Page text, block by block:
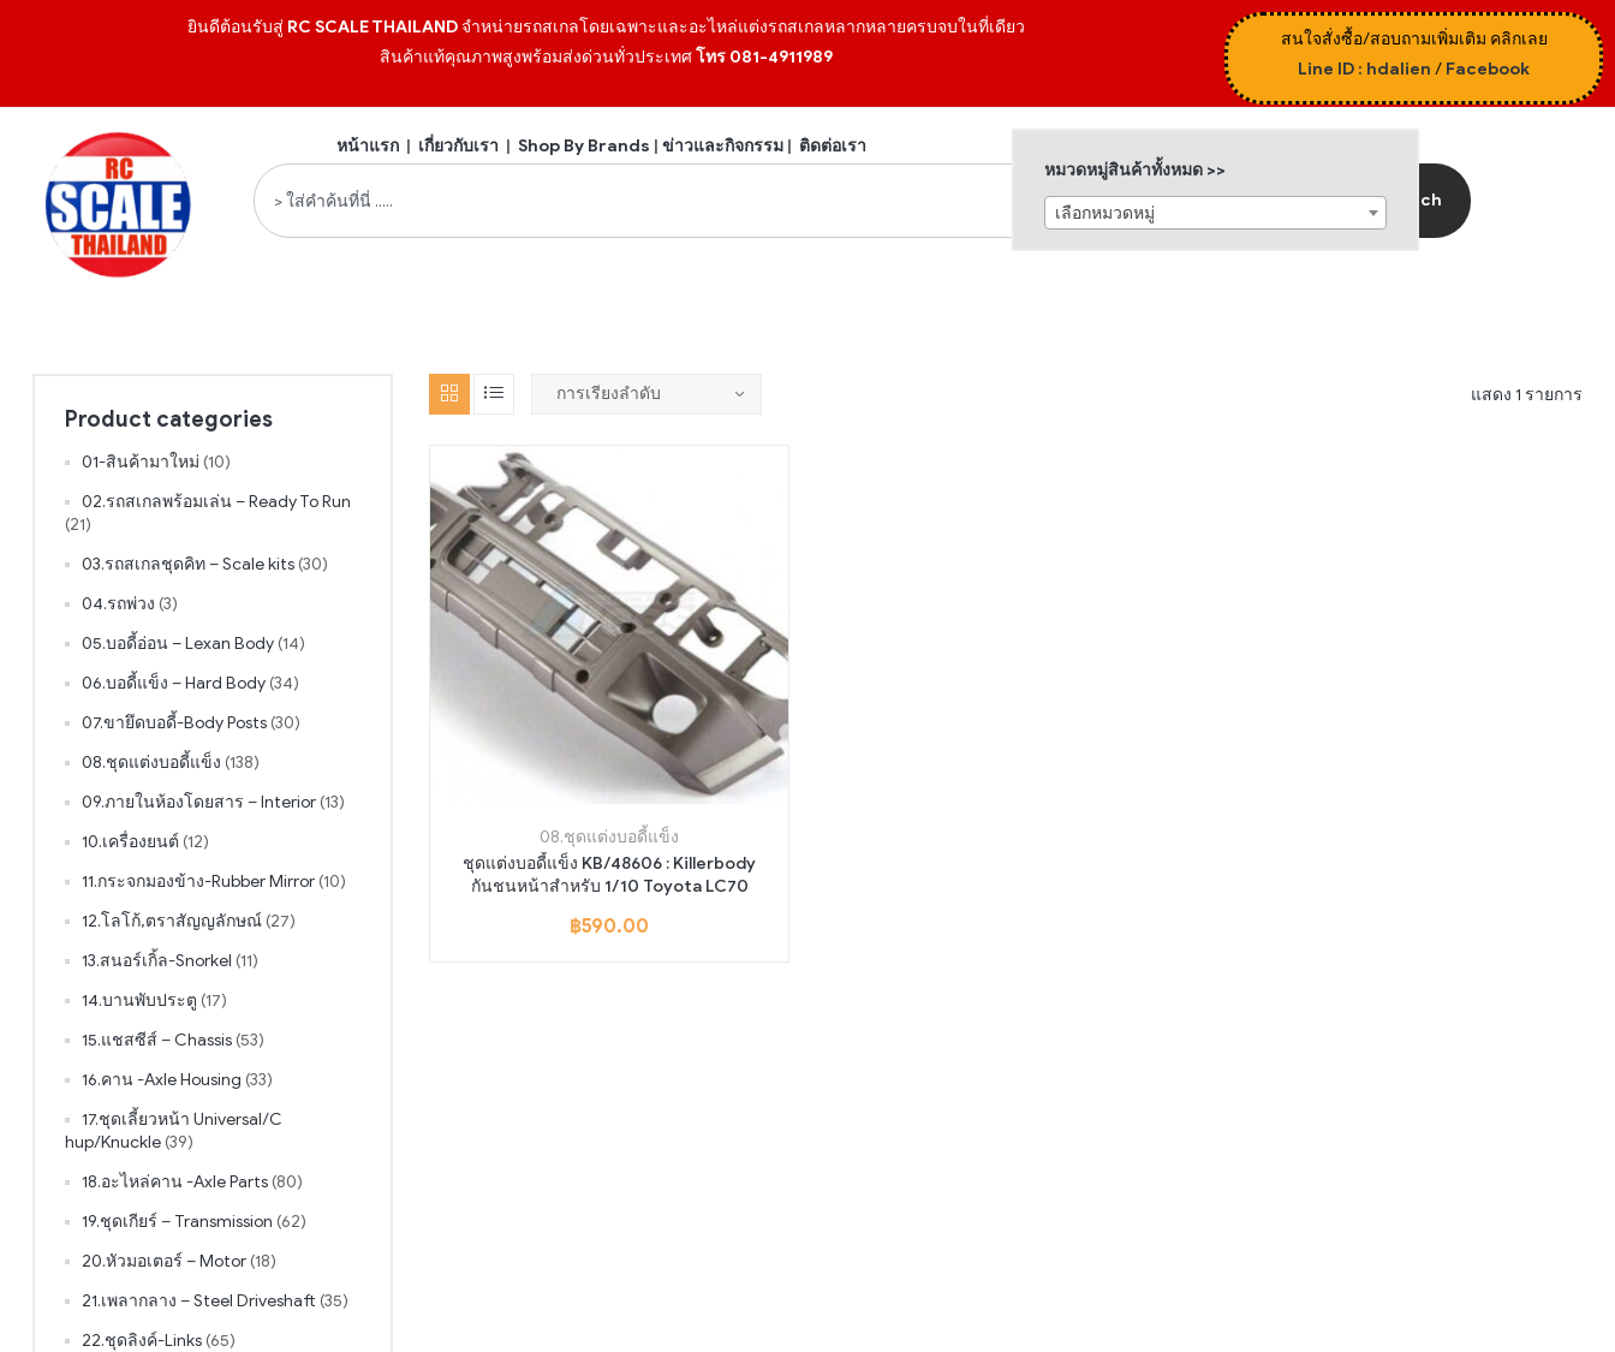
ยินดีต้อนรับสู่ RC SCALE THAILANDจำหน่ายรถสเกลโดยเฉพาะและอะไหล่แต่งรถสเกลหลากหลายครบจบในที่เดียว
สินค้าแท้คุณภาพสูงพร้อมส่งด่วนทั่วประเทศโทร 081-4911989
สนใจสั่งซื้อ/สอบถามเพิ่มเติม คลิกเลย
Line ID : hdalien / Facebook
หน้าแรก| เกี่ยวกับเรา | Shop By Brands | ข่าวและกิจกรรม| ติดต่อเรา
Search
หมวดหมู่สินค้าทั้งหมด >>
เลือกหมวดหมู่
แสดง 1 รายการ
08.ชุดแต่งบอดี้แข็ง
ชุดแต่งบอดี้แข็ง KB/48606 : Killerbody
กันชนหน้าสำหรับ 1/10 Toyota LC70
฿590.00
Product categories
01-สินค้ามาใหม่ (10)
02.รถสเกลพร้อมเล่น – Ready To Run
(21)
03.รถสเกลชุดคิท – Scale kits (30)
04.รถพ่วง (3)
05.บอดี้อ่อน – Lexan Body (14)
06.บอดี้แข็ง – Hard Body (34)
07.ขายึดบอดี้-Body Posts (30)
08.ชุดแต่งบอดี้แข็ง (138)
09.ภายในห้องโดยสาร – Interior (13)
10.เครื่องยนต์ (12)
11.กระจกมองข้าง-Rubber Mirror (10)
12.โลโก้,ตราสัญญลักษณ์ (27)
13.สนอร์เกิ้ล-Snorkel (11)
14.บานพับประตู (17)
15.แชสซีส์ – Chassis (53)
16.คาน -Axle Housing (33)
17.ชุดเลี้ยวหน้า Universal/C
hup/Knuckle (39)
18.อะไหล่คาน -Axle Parts (80)
19.ชุดเกียร์ – Transmission (62)
20.หัวมอเตอร์ – Motor (18)
21.เพลากลาง – Steel Driveshaft (35)
22.ชุดลิงค์-Links (65)